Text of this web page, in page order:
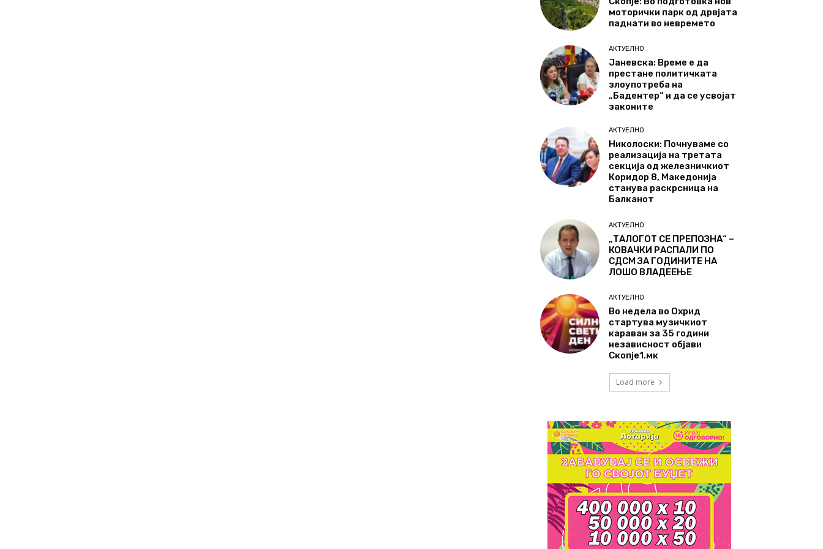
моторички парк од дрвјата
паднати во невремето
АКТУЕЛНО
Јаневска: Време е да
престане политичката
злоупотреба на
„Бадентер“ и да се усвојат
законите
АКТУЕЛНО
Николоски: Почнуваме со
реализација на третата
секција од железничкиот
Коридор 8, Македонија
станува раскрсница на
Балканот
АКТУЕЛНО
„ТАЛОГОТ СЕ ПРЕПОЗНА“ –
КОВАЧКИ РАСПАЛИ ПО
СДСМ ЗА ГОДИНИТЕ НА
ЛОШО ВЛАДЕЕЊЕ
АКТУЕЛНО
Во недела во Охрид
стартува музичкиот
караван за 35 години
независност објави
Скопје1.мк
Load more